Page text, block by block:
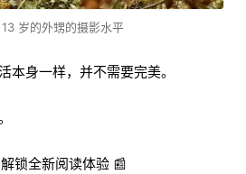
岁的外甥的摄影水平
本身一样，并不需要完美。
锁全新阅读体验 📰